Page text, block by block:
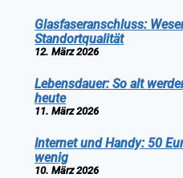
Glasfaseranschluss:
Standortqualität
12. März 2026
Lebensdauer: So alt
heute
11. März 2026
Internet und Handy: 50
wenig
10. März 2026